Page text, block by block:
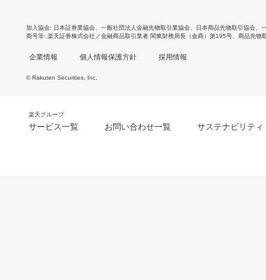
加入協会 日本証券業協会 一般社団法人金融先物取引業協会 日本商品先物取引協会
商号等 楽天証券株式会社／金融商品取引業者 関東財務局長（金商）第195号、商品先物
企業情報 個人情報保護方針 採用情報
© Rakuten Securities, Inc.
楽天グループ
サービス一覧 お問い合わせ一覧 サステナビリティ